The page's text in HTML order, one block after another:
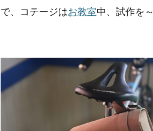
で、コテージはお教室中、試作を～